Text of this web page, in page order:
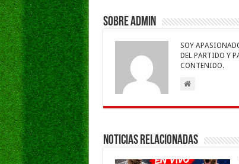
k
Sobre admin
SOY
DEL PARTIDO Y
CONTENIDO.
Noticias Relacionadas